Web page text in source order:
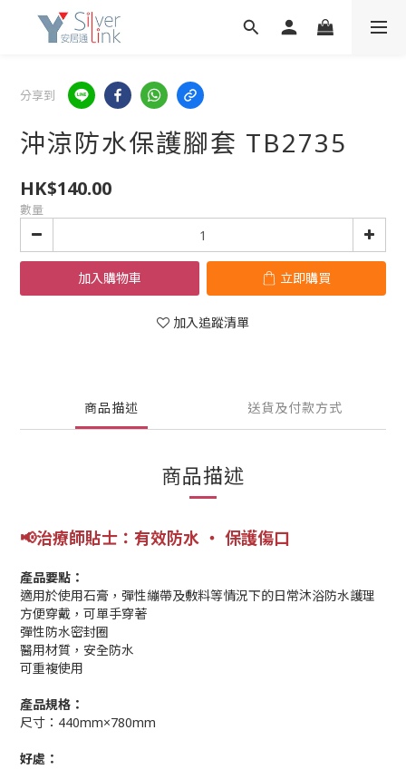
分享到
沖涼防水保護腳套 TB2735
HK$140.00
數量
加入購物車 立即購買
加入追蹤清單
商品描述 送貨及付款方式
商品描述
📢治療師貼士 ：有效防水 ‧ 保護傷口
產品要點：
適用於使用石膏，彈性繃帶及敷料等情況下的日常沐浴防水護理
方便穿戴，可單手穿著
彈性防水密封圈
醫用材質，安全防水
可重複使用
產品規格：
尺寸：440mm×780mm
好處：